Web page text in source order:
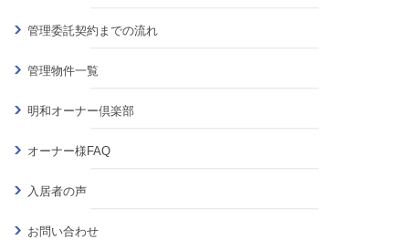
管理委託契約までの流れ
管理物件一覧
明和オーナー倶楽部
オーナー様FAQ
入居者の声
お問い合わせ